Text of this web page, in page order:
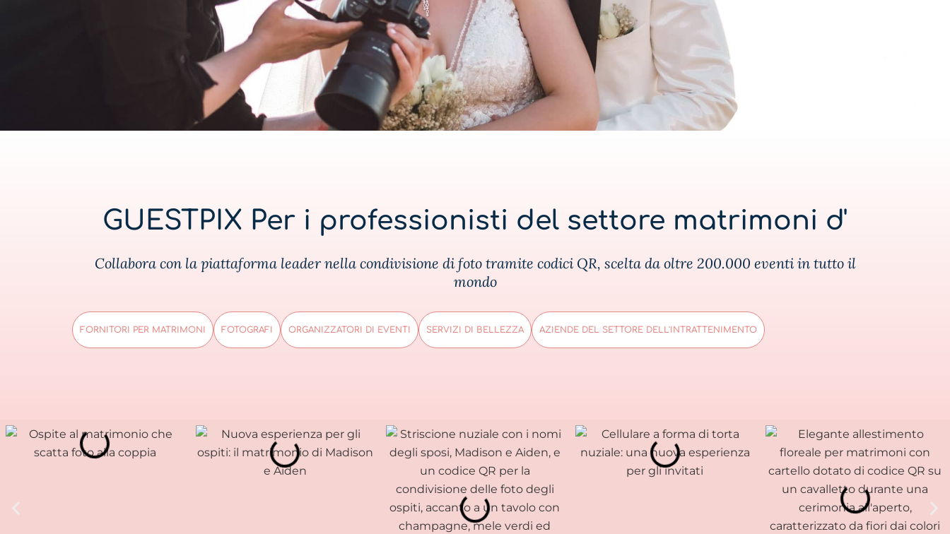
GUESTPIX Per i professionisti del settore matrimoni d'
Collabora con la piattaforma leader nella condivisione di foto tramite codici QR, scelta da oltre 200.000 eventi in tutto il
mondo
FORNITORI PER MATRIMONI FOTOGRAFI ORGANIZZATORI DI EVENTI SERVIZI DI BELLEZZA AZIENDE DEL SETTORE DELL'INTRATTENIMENTO